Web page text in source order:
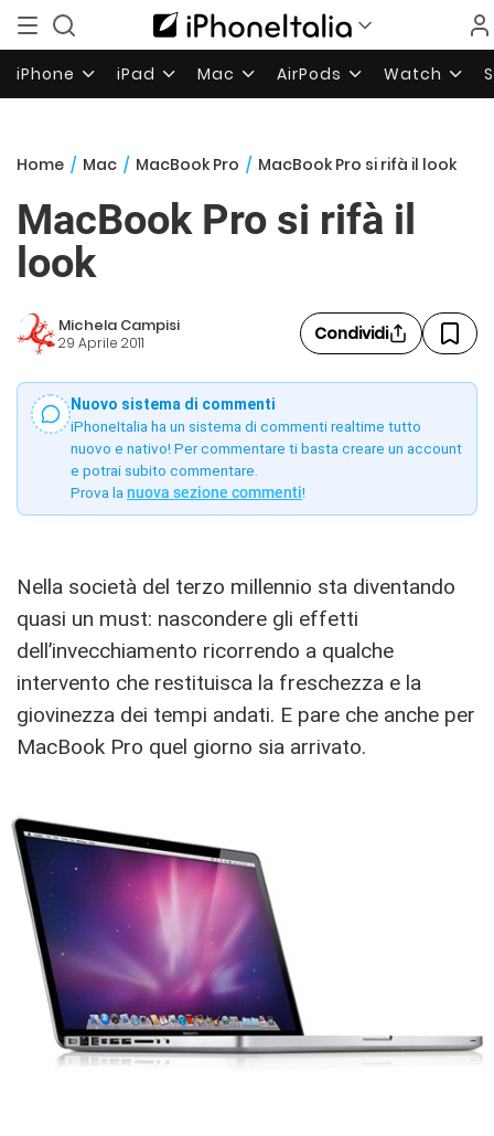
iPhone iPad Mac AirPods Watch
Home / Mac / MacBook Pro / MacBook Pro si rifà il look
MacBook Pro si rifà il
look
Michela Campisi
29 Aprile 2011 Condividi
Nuovo sistema di commenti
iPhoneItalia ha un sistema di commenti realtime tutto
nuovo e nativo! Per commentare ti basta creare un account
e potrai subito commentare.
Prova la nuova sezione commenti!
Nella società del terzo millennio sta diventando
quasi un must: nascondere gli effetti
dell’invecchiamento ricorrendo a qualche
intervento che restituisca la freschezza e la
giovinezza dei tempi andati. E pare che anche per
MacBook Pro quel giorno sia arrivato.